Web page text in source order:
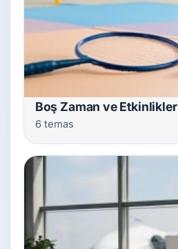
Boş Zaman ve Etkinlikler
6 temas